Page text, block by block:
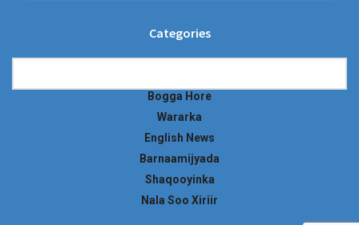
Categories
Bogga Hore
Wararka
English News
Barnaamijyada
Shaqooyinka
Nala Soo Xiriir